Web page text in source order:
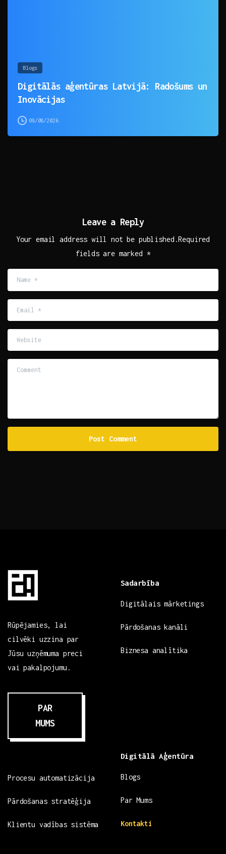
Blogs
Digitālās aģentūras Latvijā: Radošums un
Inovācijas
08/08/2026
Leave a Reply
Your email address will not be published.Required
fields are marked *
*
Website
Rūpējamies, lai
cilvēki uzzina par
Jūsu uzņēmuma preci
vai pakalpojumu.
PAR
MUMS
Sadarbība
Digitālais mārketings
Pārdošanas kanāli
Biznesa analītika
Procesu automatizācija
Pārdošanas stratēģija
Klientu vadības sistēma
Digitālā Aģentūra
Blogs
Par Mums
Kontakti